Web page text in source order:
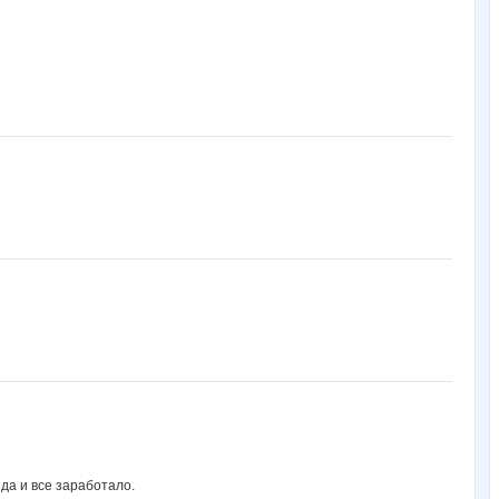
и все заработало.